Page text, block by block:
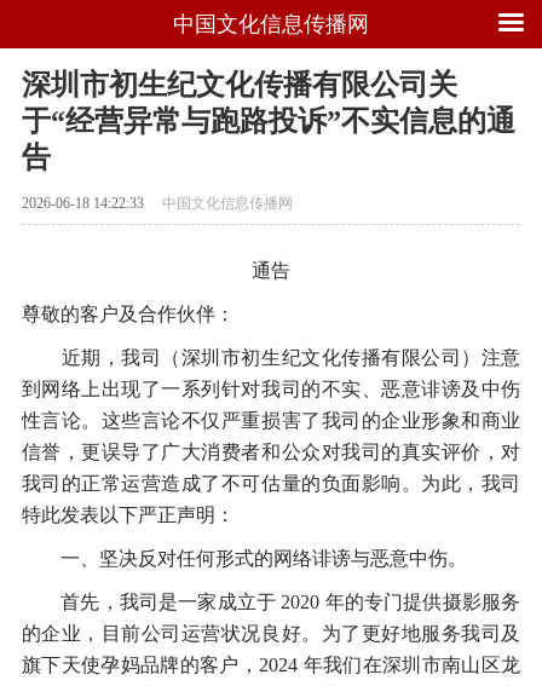
中国文化信息传播网
深圳市初生纪文化传播有限公司关
于“经营异常与跑路投诉”不实信息的通
告
2026-06-18 14:22:33 中国文化信息传播网
通告
尊敬的客户及合作伙伴：
近期，我司（深圳市初生纪文化传播有限公司）注意
到网络上出现了一系列针对我司的不实、恶意诽谤及中伤
性言论。这些言论不仅严重损害了我司的企业形象和商业
信誉，更误导了广大消费者和公众对我司的真实评价，对
我司的正常运营造成了不可估量的负面影响。为此，我司
特此发表以下严正声明：
一、坚决反对任何形式的网络诽谤与恶意中伤。
首先，我司是一家成立于 2020 年的专门提供摄影服务
的企业，目前公司运营状况良好。为了更好地服务我司及
旗下天使孕妈品牌的客户，2024 年我们在深圳市南山区龙